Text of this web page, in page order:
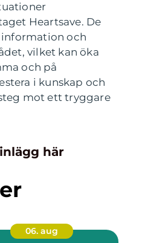
Heartsave. De
och
vilket kan öka
och på
i kunskap och
mot ett tryggare
här
06. aug